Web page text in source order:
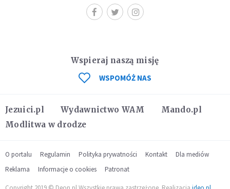
Jezuici.pl Wydawnictwo WAM
Mando.pl
Modlitwa w drodze
Wspieraj naszą misję
WSPOMÓŻ NAS
O portalu Regulamin Polityka prywatności Kontakt
Dla mediów
Reklama
Informacje o cookies Patronat